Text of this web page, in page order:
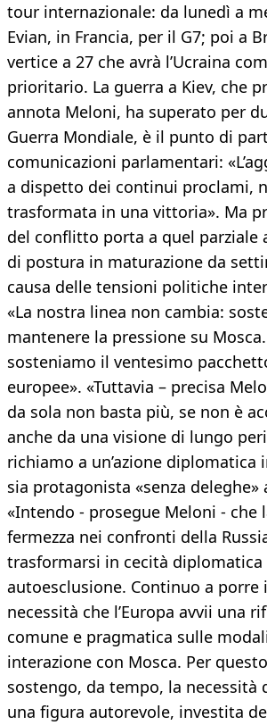
tour internazionale: da lunedì a
Evian, in Francia, per il G7; poi a
vertice a 27 che avrà l’Ucraina
prioritario. La guerra a Kiev, che
annota Meloni, ha superato per
Guerra Mondiale, è il punto di
comunicazioni parlamentari:
a dispetto dei continui proclami,
trasformata in una vittoria». Ma
del conflitto porta a quel parziale
di postura in maturazione da
causa delle tensioni politiche
«La nostra linea non cambia:
mantenere la pressione su
sosteniamo il ventesimo
europee». «Tuttavia – precisa
da sola non basta più, se non è
anche da una visione di lungo
richiamo a un’azione diplomatica
sia protagonista «senza deleghe»
«Intendo - prosegue Meloni - che
fermezza nei confronti della
trasformarsi in cecità diplomatica
autoesclusione. Continuo a porre
necessità che l’Europa avvii una
comune e pragmatica sulle
interazione con Mosca. Per
sostengo, da tempo, la necessità
una figura autorevole, investita